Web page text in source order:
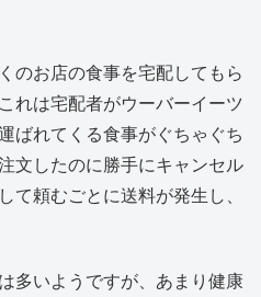
のお店の食事を宅配してもら
れは宅配者がウーバーイーツ
ばれてくる食事がぐちゃぐち
文したのに勝手にキャンセル
て頼むごとに送料が発生し、
多いようですが、あまり健康